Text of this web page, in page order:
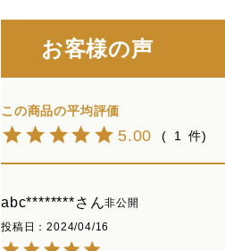
お客様の声
5.00 1
abc********
非公開
投稿日
2024/04/16